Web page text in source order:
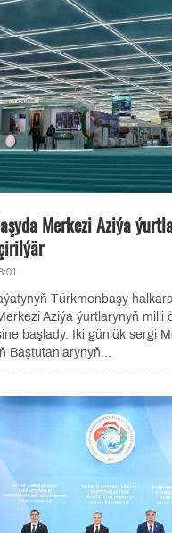
Merkezi Aziýa
Türkmenbaşy
Aziýa ýurtlarynyň milli
başlady. Iki günlük sergi
Baştutanlarynyň...